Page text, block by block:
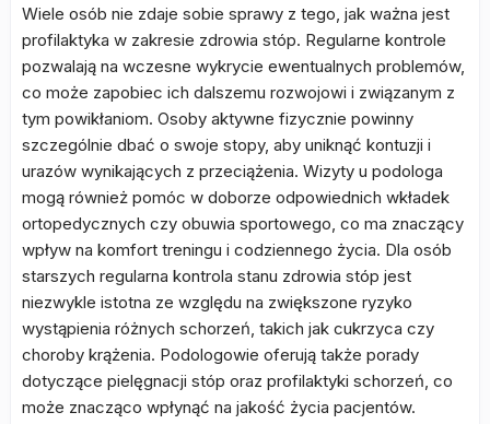
Wiele osób nie zdaje sobie sprawy z tego, jak ważna jest
profilaktyka w zakresie zdrowia stóp. Regularne kontrole
pozwalają na wczesne wykrycie ewentualnych problemów,
co może zapobiec ich dalszemu rozwojowi i związanym z
tym powikłaniom. Osoby aktywne fizycznie powinny
szczególnie dbać o swoje stopy, aby uniknąć kontuzji i
urazów wynikających z przeciążenia. Wizyty u podologa
mogą również pomóc w doborze odpowiednich wkładek
ortopedycznych czy obuwia sportowego, co ma znaczący
wpływ na komfort treningu i codziennego życia. Dla osób
starszych regularna kontrola stanu zdrowia stóp jest
niezwykle istotna ze względu na zwiększone ryzyko
wystąpienia różnych schorzeń, takich jak cukrzyca czy
choroby krążenia. Podologowie oferują także porady
dotyczące pielęgnacji stóp oraz profilaktyki schorzeń, co
może znacząco wpłynąć na jakość życia pacjentów.